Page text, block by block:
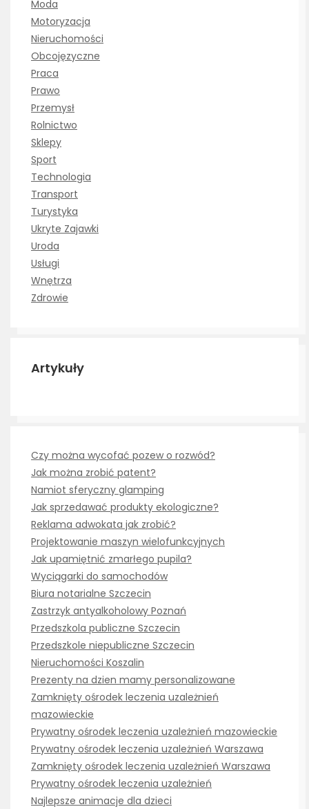
Moda
Motoryzacja
Nieruchomości
Obcojęzyczne
Praca
Prawo
Przemysł
Rolnictwo
Sklepy
Sport
Technologia
Transport
Turystyka
Ukryte Zajawki
Uroda
Usługi
Wnętrza
Zdrowie
Artykuły
Czy można wycofać pozew o rozwód?
Jak można zrobić patent?
Namiot sferyczny glamping
Jak sprzedawać produkty ekologiczne?
Reklama adwokata jak zrobić?
Projektowanie maszyn wielofunkcyjnych
Jak upamiętnić zmarłego pupila?
Wyciągarki do samochodów
Biura notarialne Szczecin
Zastrzyk antyalkoholowy Poznań
Przedszkola publiczne Szczecin
Przedszkole niepubliczne Szczecin
Nieruchomości Koszalin
Prezenty na dzien mamy personalizowane
Zamknięty ośrodek leczenia uzależnień
mazowieckie
Prywatny ośrodek leczenia uzależnień mazowieckie
Prywatny ośrodek leczenia uzależnień Warszawa
Zamknięty ośrodek leczenia uzależnień Warszawa
Prywatny ośrodek leczenia uzależnień
Najlepsze animacje dla dzieci